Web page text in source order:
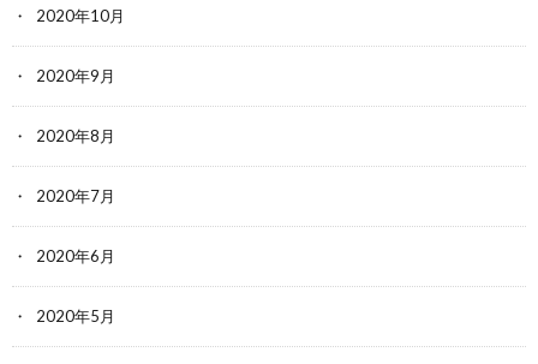
2020年10月
2020年9月
2020年8月
2020年7月
2020年6月
2020年5月